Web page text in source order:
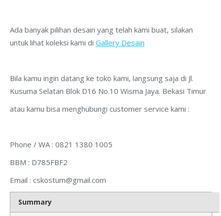
Ada banyak pilihan desain yang telah kami buat, silakan
untuk lihat koleksi kami di Gallery Desain
Bila kamu ingin datang ke toko kami, langsung saja di Jl.
Kusuma Selatan Blok D16 No.10 Wisma Jaya. Bekasi Timur
atau kamu bisa menghubungi customer service kami :
Phone / WA : 0821 1380 1005
BBM : D785FBF2
Email : cskostum@gmail.com
Summary